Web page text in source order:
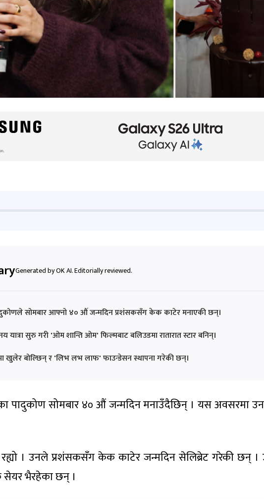
Generated by OK AI. Editorially reviewed.
सोमबार आफ्नो ४० औं जन्मदिन प्रशंसकसँग केक काटेर मनाएकी छन्।
यात्रा सुरु गरी 'ओम शान्ति ओम' फिल्मबाट बलिउडमा रातारात स्टार बनिन्।
खुलेर बोल्छिन् र 'लिभ लभ लाफ' फाउन्डेसन स्थापना गरेकी छन्।
पादुकोण सोमबार ४० औं जन्मदिन मनाउँदैछिन् । यस अवसरमा
। उनले प्रशंसकसँग केक काटेर जन्मदिन सेलिब्रेट गरेकी छन् ।
सेयर भैरहेका छन् ।